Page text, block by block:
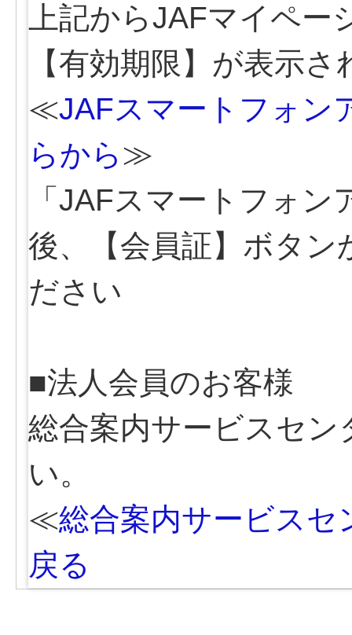
上記からJAFマイペ
【有効期限】が表示さ
≪JAFスマートフォン
らから ≫
「JAFスマートフォ
後、【会員証】ボタン
ださい
■法人会員のお客様
総合案内サービスセ
い。
≪総合案内サービスセ
戻る